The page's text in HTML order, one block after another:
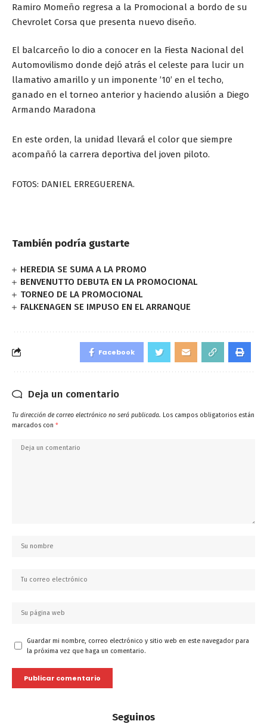
Ramiro Momeño regresa a la Promocional a bordo de su
Chevrolet Corsa que presenta nuevo diseño.
El balcarceño lo dio a conocer en la Fiesta Nacional del
Automovilismo donde dejó atrás el celeste para lucir un
llamativo amarillo y un imponente ’10’ en el techo,
ganado en el torneo anterior y haciendo alusión a Diego
Armando Maradona
En este orden, la unidad llevará el color que siempre
acompañó la carrera deportiva del joven piloto.
FOTOS: DANIEL ERREGUERENA.
También podría gustarte
HEREDIA SE SUMA A LA PROMO
BENVENUTTO DEBUTA EN LA PROMOCIONAL
TORNEO DE LA PROMOCIONAL
FALKENAGEN SE IMPUSO EN EL ARRANQUE
Facebook
Deja un comentario
Tu dirección de correo electrónico no será publicada. Los campos obligatorios están
marcados con *
Guardar mi nombre, correo electrónico y sitio web en este navegador para
la próxima vez que haga un comentario.
Seguinos